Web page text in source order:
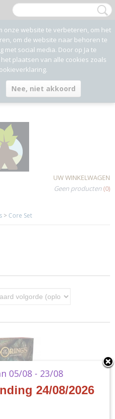
UW WINKELWAGEN
Geen producten (0)
> Core Set
onze website te verbeteren, om het
om de website naar behoren te
social media. Door op Ja te
plaatsen van alle cookies zoals
Nee, niet akkoord
05/08 - 23/08
24/08/2026